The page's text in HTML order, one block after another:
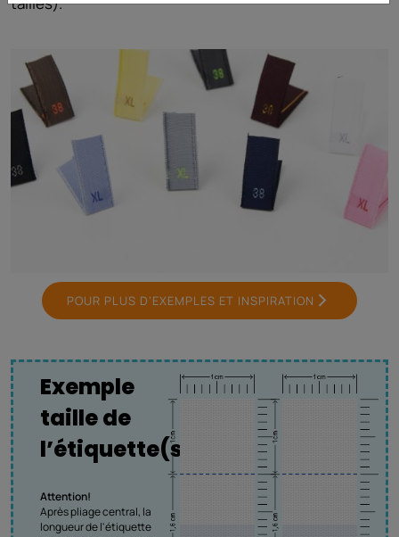
POUR PLUS D’EXEMPLES ET INSPIRATION
Exemple
taille de
l’étiquette(s)
Attention!
Après pliage central, la
longueur de l'étiquette